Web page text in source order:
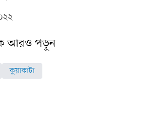
আরও পড়ুন
কুয়াকাটা